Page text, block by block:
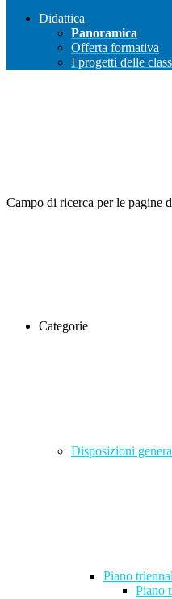
Didattica
Panoramica
Offerta formativa
I progetti delle
Campo di ricerca per le pagine
Categorie
Disposizioni
Piano
Piano